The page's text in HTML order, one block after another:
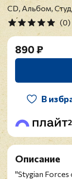
CD, Альбом,
(0)
890 ₽
В
Описание
"Stygian